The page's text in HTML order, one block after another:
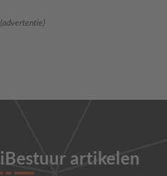
(advertentie)
iBestuur artikelen